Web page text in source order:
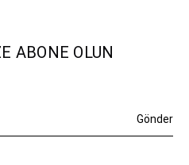
ABONE OLUN
Gönder